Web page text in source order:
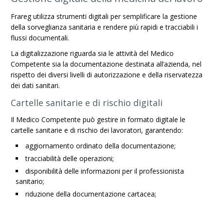
Frareg utilizza strumenti digitali per semplificare la gestione
della sorveglianza sanitaria e rendere più rapidi e tracciabili i
flussi documentali.
La digitalizzazione riguarda sia le attività del Medico
Competente sia la documentazione destinata all’azienda, nel
rispetto dei diversi livelli di autorizzazione e della riservatezza
dei dati sanitari.
Cartelle sanitarie e di rischio digitali
Il Medico Competente può gestire in formato digitale le
cartelle sanitarie e di rischio dei lavoratori, garantendo:
aggiornamento ordinato della documentazione;
tracciabilità delle operazioni;
disponibilità delle informazioni per il professionista
sanitario;
riduzione della documentazione cartacea;